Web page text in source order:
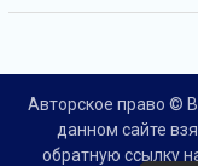
Авторское право ©
данном сайте
обратную ссылку